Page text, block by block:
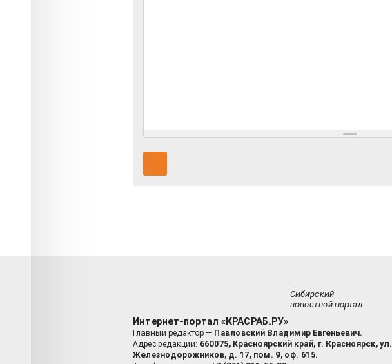
Сибирский
новостной портал
Интернет-портал «КРАСРАБ.РУ»
Главный редактор — Павловский Владимир Евгеньевич.
Адрес редакции: 660075, Красноярский край, г. Красноярск, ул.
Железнодорожников, д. 17, пом. 9, оф. 615.